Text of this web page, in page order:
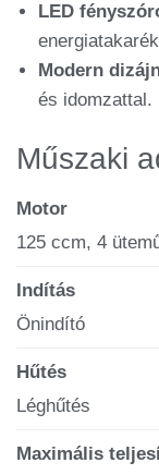
LED
Modern
és idomzattal.
Műszaki
Motor
125 ccm, 4
Indítás
Önindító
Hűtés
Léghűtés
Maximális